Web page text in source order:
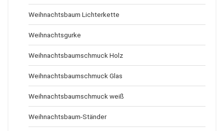
Weihnachtsbaum Lichterkette
Weihnachtsgurke
Weihnachtsbaumschmuck Holz
Weihnachtsbaumschmuck Glas
Weihnachtsbaumschmuck weiß
Weihnachtsbaum-Ständer